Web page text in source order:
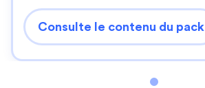
Consulte le contenu du pack